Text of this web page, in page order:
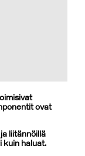
ovat
liitännöillä
kuin haluat.